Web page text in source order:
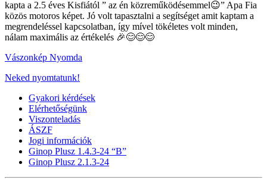
kapta a 2.5 éves Kisfiától ” az én közreműködésemmel😉” Apa Fia
közös motoros képet. Jó volt tapasztalni a segítséget amit kaptam a
megrendeléssel kapcsolatban, így mível tökéletes volt minden,
nálam maximális az értékelés 🎉😊😊😊
Vászonkép Nyomda
Neked nyomtatunk!
Gyakori kérdések
Elérhetőségünk
Viszonteladás
ÁSZF
Jogi információk
Ginop Plusz 1.4.3-24 “B”
Ginop Plusz 2.1.3-24